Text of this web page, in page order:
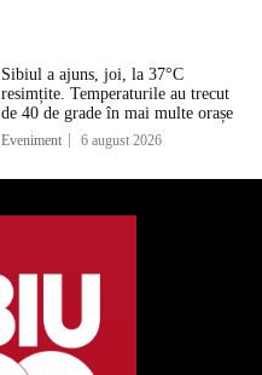
Sibiul a ajuns, joi, la 37°C
resimțite. Temperaturile au trecut
de 40 de grade în mai multe orașe
Eveniment 6 august 2026